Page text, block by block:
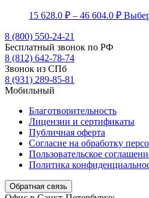
15 628.0 ₽ – 46 604.0 ₽
8 (800) 550-24-21
Бесплатный звонок по РФ
8 (812) 642-78-74
Звонок из СПб
8 (931) 289-85-81
Мобильный
Благотворительность
Лицензии и сертификаты
Публичная оферта
Согласие на обработку
Пользовательское
Политика
Обратная связь